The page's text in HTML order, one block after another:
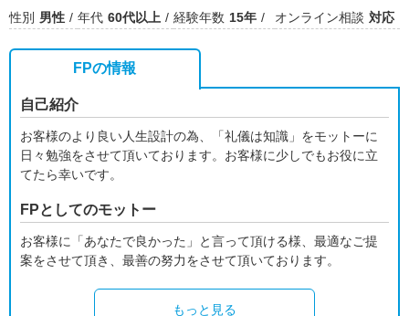
性別 男性 年代 60代以上 経験年数 15年 オンライン相談 対応
FPの情報
自己紹介
お客様のより良い人生設計の為、「礼儀は知識」をモットーに
日々勉強をさせて頂いております。お客様に少しでもお役に立
てたら幸いです。
FPとしてのモットー
お客様に「あなたで良かった」と言って頂ける様、最適なご提
案をさせて頂き、最善の努力をさせて頂いております。
もっと見る